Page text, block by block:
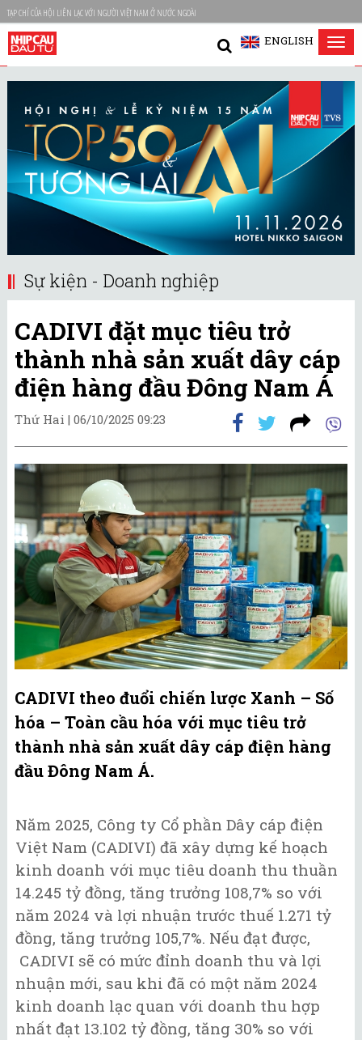
TẠP CHÍ CỦA HỘI LIÊN LẠC VỚI NGƯỜI VIỆT NAM Ở NƯỚC NGOÀI
ENGLISH
Sự kiện - Doanh nghiệp
CADIVI đặt mục tiêu trở
thành nhà sản xuất dây cáp
điện hàng đầu Đông Nam Á
Thứ Hai | 06/10/2025 09:23
CADIVI theo đuổi chiến lược Xanh – Số
hóa – Toàn cầu hóa với mục tiêu trở
thành nhà sản xuất dây cáp điện hàng
đầu Đông Nam Á.
Năm 2025, Công ty Cổ phần Dây cáp điện
Việt Nam (CADIVI) đã xây dựng kế hoạch
kinh doanh với mục tiêu doanh thu thuần
14.245 tỷ đồng, tăng trưởng 108,7% so với
năm 2024 và lợi nhuận trước thuế 1.271 tỷ
đồng, tăng trưởng 105,7%. Nếu đạt được,
CADIVI sẽ có mức đỉnh doanh thu và lợi
nhuận mới, sau khi đã có một năm 2024
kinh doanh lạc quan với doanh thu hợp
nhất đạt 13.102 tỷ đồng, tăng 30% so với